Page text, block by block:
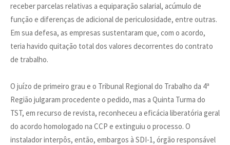
receber parcelas relativas a equiparação salarial, acúmulo de
função e diferenças de adicional de periculosidade, entre outras.
Em sua defesa, as empresas sustentaram que, com o acordo,
teria havido quitação total dos valores decorrentes do contrato
de trabalho.
O juízo de primeiro grau e o Tribunal Regional do Trabalho da 4ª
Região julgaram procedente o pedido, mas a Quinta Turma do
TST, em recurso de revista, reconheceu a eficácia liberatória geral
do acordo homologado na CCP e extinguiu o processo. O
instalador interpôs, então, embargos à SDI-1, órgão responsável